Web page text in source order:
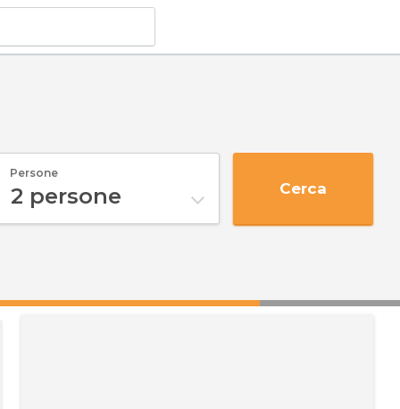
Persone
2 persone Cerca